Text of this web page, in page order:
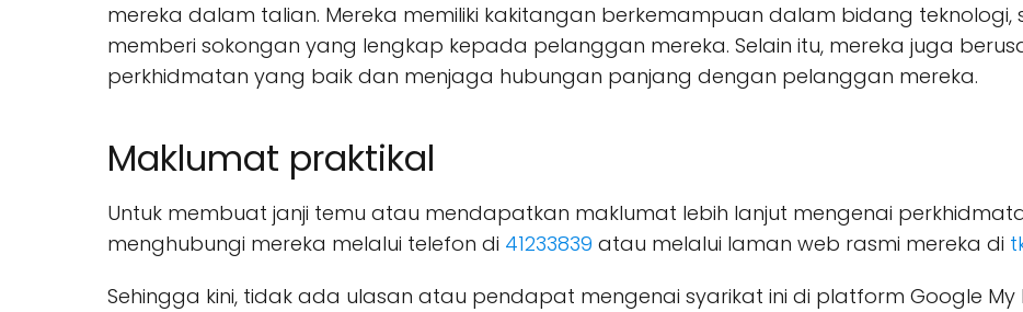
mereka dalam talian. Mereka memiliki kakitangan berkemampuan dalam bidang teknologi,
memberi sokongan yang lengkap kepada pelanggan mereka. Selain itu, mereka juga
perkhidmatan yang baik dan menjaga hubungan panjang dengan pelanggan mereka.
Maklumat praktikal
Untuk membuat janji temu atau mendapatkan maklumat lebih lanjut mengenai
menghubungi mereka melalui telefon di 41233839 atau melalui laman web rasmi mereka di
Sehingga kini, tidak ada ulasan atau pendapat mengenai syarikat ini di platform Google My